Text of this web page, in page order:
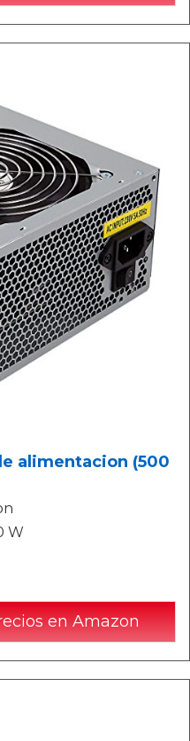
alimentacion (500
W
en Amazon